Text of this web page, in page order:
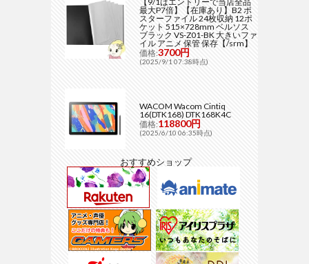
最大P7倍】【在庫あり】B2 ポ
スターファイル 24枚収納 12ポ
ケット 515×728mm ベルソス
ブラック VS-Z01-BK 大きいファ
イル アニメ 保管 保存【/srm】
価格:3700円
(2025/9/1 07:38時点)
WACOM Wacom Cintiq
16(DTK168) DTK168K4C
価格:118800円
(2025/6/10 06:35時点)
おすすめショップ